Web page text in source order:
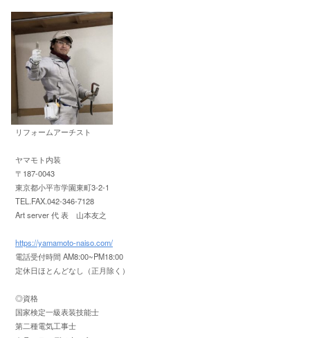
リフォームアーチスト
ヤマモト内装
〒187-0043
東京都小平市学園東町3-2-1
TEL.FAX.042-346-7128
Art server 代 表 山本友之
https://yamamoto-naiso.com/
電話受付時間 AM8:00~PM18:00
定休日ほとんどなし（正月除く）
◎資格
国家検定一級表装技能士
第二種電気工事士